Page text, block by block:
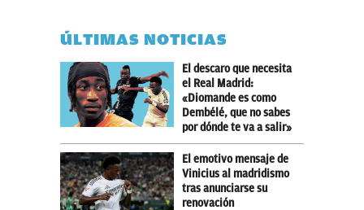
ÚLTIMAS NOTICIAS
El descaro que necesita
el Real Madrid:
«Diomande es como
Dembélé, que no sabes
por dónde te va a salir»
El emotivo mensaje de
Vinicius al madridismo
tras anunciarse su
renovación